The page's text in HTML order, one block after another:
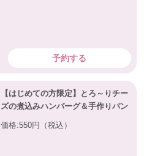
予約する
【はじめての方限定】とろ～りチー
ズの煮込みハンバーグ＆手作りパン
価格:550円（税込）